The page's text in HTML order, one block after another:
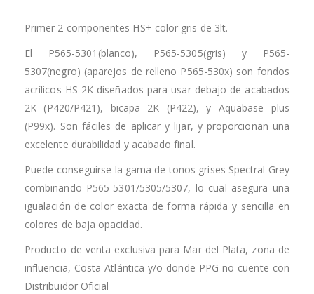
Primer 2 componentes HS+ color gris de 3lt.
El P565-5301(blanco), P565-5305(gris) y P565-
5307(negro) (aparejos de relleno P565-530x) son fondos
acrílicos HS 2K diseñados para usar debajo de acabados
2K (P420/P421), bicapa 2K (P422), y Aquabase plus
(P99x). Son fáciles de aplicar y lijar, y proporcionan una
excelente durabilidad y acabado final.
Puede conseguirse la gama de tonos grises Spectral Grey
combinando P565-5301/5305/5307, lo cual asegura una
igualación de color exacta de forma rápida y sencilla en
colores de baja opacidad.
Producto de venta exclusiva para Mar del Plata, zona de
influencia, Costa Atlántica y/o donde PPG no cuente con
Distribuidor Oficial